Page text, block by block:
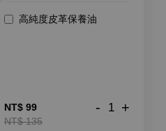
高純度皮革保養油
NT$ 99
NT$ 135
- +